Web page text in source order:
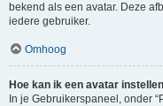
bekend als een avatar. Deze
iedere gebruiker.
Omhoog
Hoe kan ik een avatar
In je Gebruikerspaneel, onder